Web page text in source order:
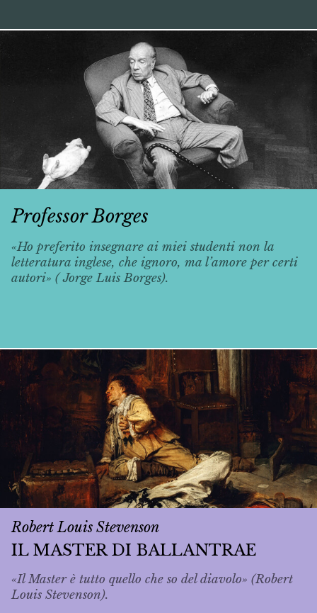
Professor Borges
«Ho preferito insegnare ai miei studenti non la
letteratura inglese, che ignoro, ma l’amore per certi
autori» ( Jorge Luis Borges).
Robert Louis Stevenson
IL MASTER DI BALLANTRAE
«Il Master è tutto quello che so del diavolo» (Robert
Louis Stevenson).